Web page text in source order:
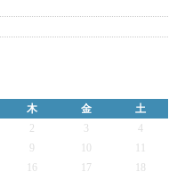
木 金
土
2 3
4
9
16 17